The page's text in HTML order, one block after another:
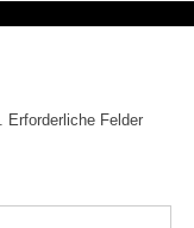
Erforderliche Felder